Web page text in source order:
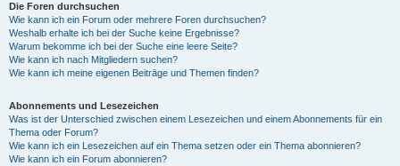
Die Foren durchsuchen
Wie kann ich ein Forum oder mehrere Foren durchsuchen?
Weshalb erhalte ich bei der Suche keine Ergebnisse?
Warum bekomme ich bei der Suche eine leere Seite?
Wie kann ich nach Mitgliedern suchen?
Wie kann ich meine eigenen Beiträge und Themen finden?
Abonnements und Lesezeichen
Was ist der Unterschied zwischen einem Lesezeichen und einem Abonnements für ein
Thema oder Forum?
Wie kann ich ein Lesezeichen auf ein Thema setzen oder ein Thema abonnieren?
Wie kann ich ein Forum abonnieren?